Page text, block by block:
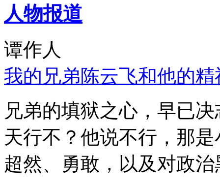
人物报道
谭作人
我的兄弟陈云飞和他的
兄弟的填狱之心，早已
天行不？他说不行，那
超然、勇敢，以及对政